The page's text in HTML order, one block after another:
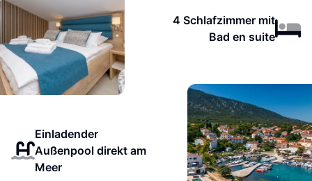
4 Schlafzimmer mit
Bad en suite
Einladender
Außenpool direkt am
Meer